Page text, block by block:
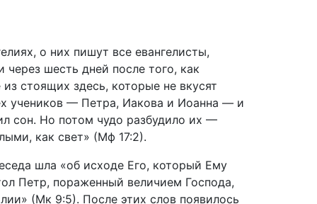
о них пишут все евангелисты,
шесть дней после того, как
стоящих здесь, которые не вкусят
учеников — Петра, Иакова и Иоанна — и
сон. Но потом чудо разбудило их —
как свет» (Мф 17:2).
шла «об исходе Его, который Ему
Петр, пораженный величием Господа,
(Мк 9:5). После этих слов появилось